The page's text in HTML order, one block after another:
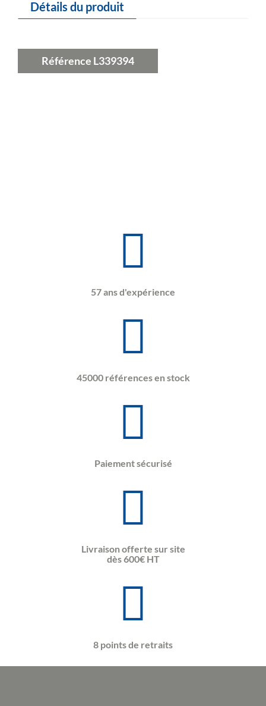
Détails du produit
Référence L339394
57 ans d'expérience
45000 références en stock
Paiement sécurisé
Livraison offerte sur site
dès 600€ HT
8 points de retraits